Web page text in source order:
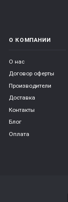
О КОМПАНИИ
О нас
Договор оферты
Производители
Доставка
Контакты
Блог
Оплата